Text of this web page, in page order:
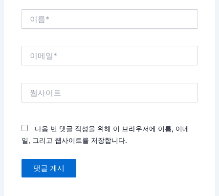
다음 번 댓글 작성을 위해 이 브라우저에 이름, 이메
일, 그리고 웹사이트를 저장합니다.